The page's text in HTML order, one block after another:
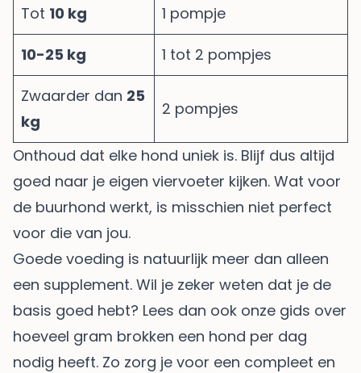
Tot 10 kg 1 pompje
10-25 kg 1 tot 2 pompjes
Zwaarder dan 25
kg
2 pompjes
Onthoud dat elke hond uniek is. Blijf dus altijd
goed naar je eigen viervoeter kijken. Wat voor
de buurhond werkt, is misschien niet perfect
voor die van jou.
Goede voeding is natuurlijk meer dan alleen
een supplement. Wil je zeker weten dat je de
basis goed hebt? Lees dan ook onze gids over
hoeveel gram brokken een hond per dag
nodig heeft. Zo zorg je voor een compleet en